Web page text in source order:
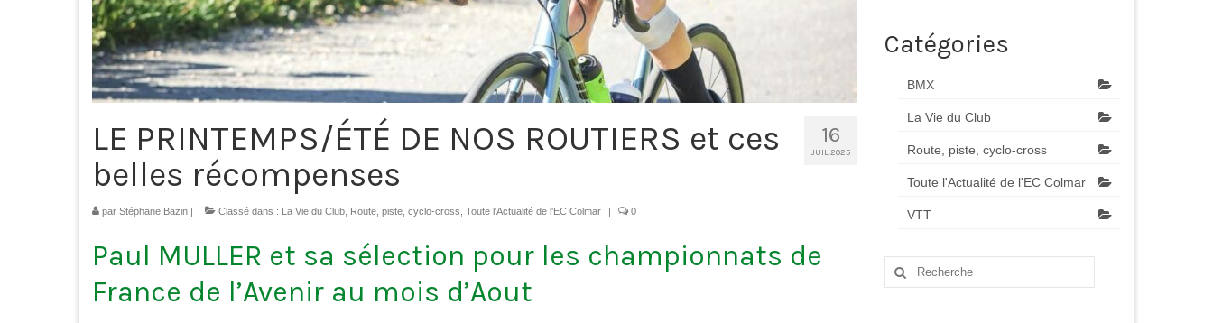
16
JUIL 2025
LE PRINTEMPS/ÉTÉ DE NOS ROUTIERS et ces
belles récompenses
par Stéphane Bazin | Classé dans : La Vie du Club Route, piste, cyclo-cross Toute l'Actualité de l'EC Colmar | 0
Paul MULLER et sa sélection pour les championnats de
France de l’Avenir au mois d’Aout
Catégories
BMX
La Vie du Club
Route, piste, cyclo-cross
Toute l'Actualité de l'EC Colmar
VTT
Rechercher